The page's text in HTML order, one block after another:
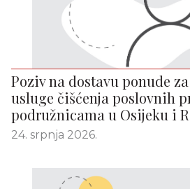
Poziv na dostavu ponude
usluge čišćenja poslovnih
podružnicama u Osijeku i
24. srpnja 2026.